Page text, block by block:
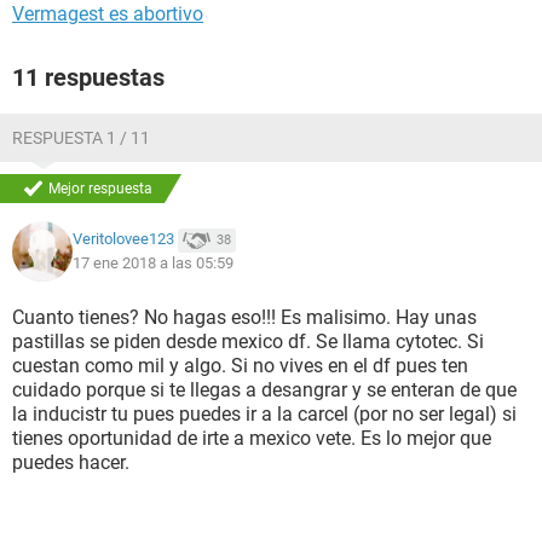
Vermagest es abortivo
11 respuestas
RESPUESTA 1 / 11
Mejor respuesta
Veritolovee123 38
17 ene 2018 a las 05:59
Cuanto tienes? No hagas eso!!! Es malisimo. Hay unas
pastillas se piden desde mexico df. Se llama cytotec. Si
cuestan como mil y algo. Si no vives en el df pues ten
cuidado porque si te llegas a desangrar y se enteran de que
la inducistr tu pues puedes ir a la carcel (por no ser legal) si
tienes oportunidad de irte a mexico vete. Es lo mejor que
puedes hacer.